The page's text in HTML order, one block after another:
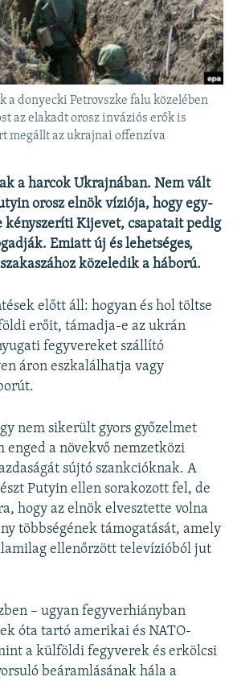
weboldal
a donyecki Petrovszke falu közelében
az elakadt orosz inváziós erők is
megállt az ukrajnai offenzíva
a harcok Ukrajnában. Nem vált
orosz elnök víziója, hogy egy-
Kijevet, csapatait pedig
Emiatt új és lehetséges,
közeledik a háború.
előtt áll: hogyan és hol töltse
erőit, támadja-e az ukrán
fegyvereket szállító
áron eszkalálhatja vagy
nem sikerült gyors győzelmet
enged a növekvő nemzetközi
sújtó szankcióknak. A
Putyin ellen sorakozott fel, de
hogy az elnök elvesztette volna
többségének támogatását, amely
ellenőrzött televízióból jut
– ugyan fegyverhiányban
óta tartó amerikai és NATO-
a külföldi fegyverek és erkölcsi
beáramlásának hála a